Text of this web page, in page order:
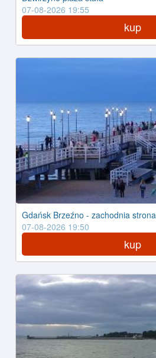
07-08-2026 19:55
kup
Gdańsk Brzeźno - zachodnia strona
07-08-2026 19:50
kup